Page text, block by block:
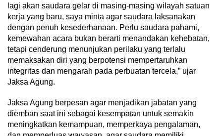
lagi akan saudara gelar di masing-masing wilayah satuan
kerja yang baru, saya minta agar saudara laksanakan
dengan penuh kesederhanaan. Perlu saudara pahami,
kemewahan acara bukan berarti menandakan kehebatan,
tetapi cenderung menunjukan perilaku yang terlalu
memaksakan diri yang berpotensi mempertaruhkan
integritas dan mengarah pada perbuatan tercela,” ujar
Jaksa Agung.
Jaksa Agung berpesan agar menjadikan jabatan yang
diemban saat ini sebagai kesempatan untuk semakin
meningkatkan kemampuan, memperkaya pengalaman,